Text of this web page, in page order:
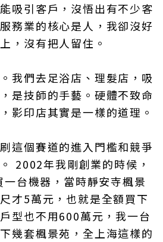
吸引客戶，沒悟出有不少客
務業的核心是人，我卻沒好
，沒有把人留住。
我們去足浴店、理髮店，吸
是技師的手藝。硬體不致命
影印店其實是一樣的道理。
這個賽道的進入門檻和競爭
2002年我剛創業的時候，
台機器，當時靜安寺楓景
才5萬元，也就是全額買下
型也不用600萬元，我一台
幾套楓景苑，全上海這樣的